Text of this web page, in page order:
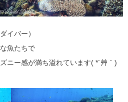
イバー）
魚たちで
ニー感が満ち溢れています( *´艸｀)